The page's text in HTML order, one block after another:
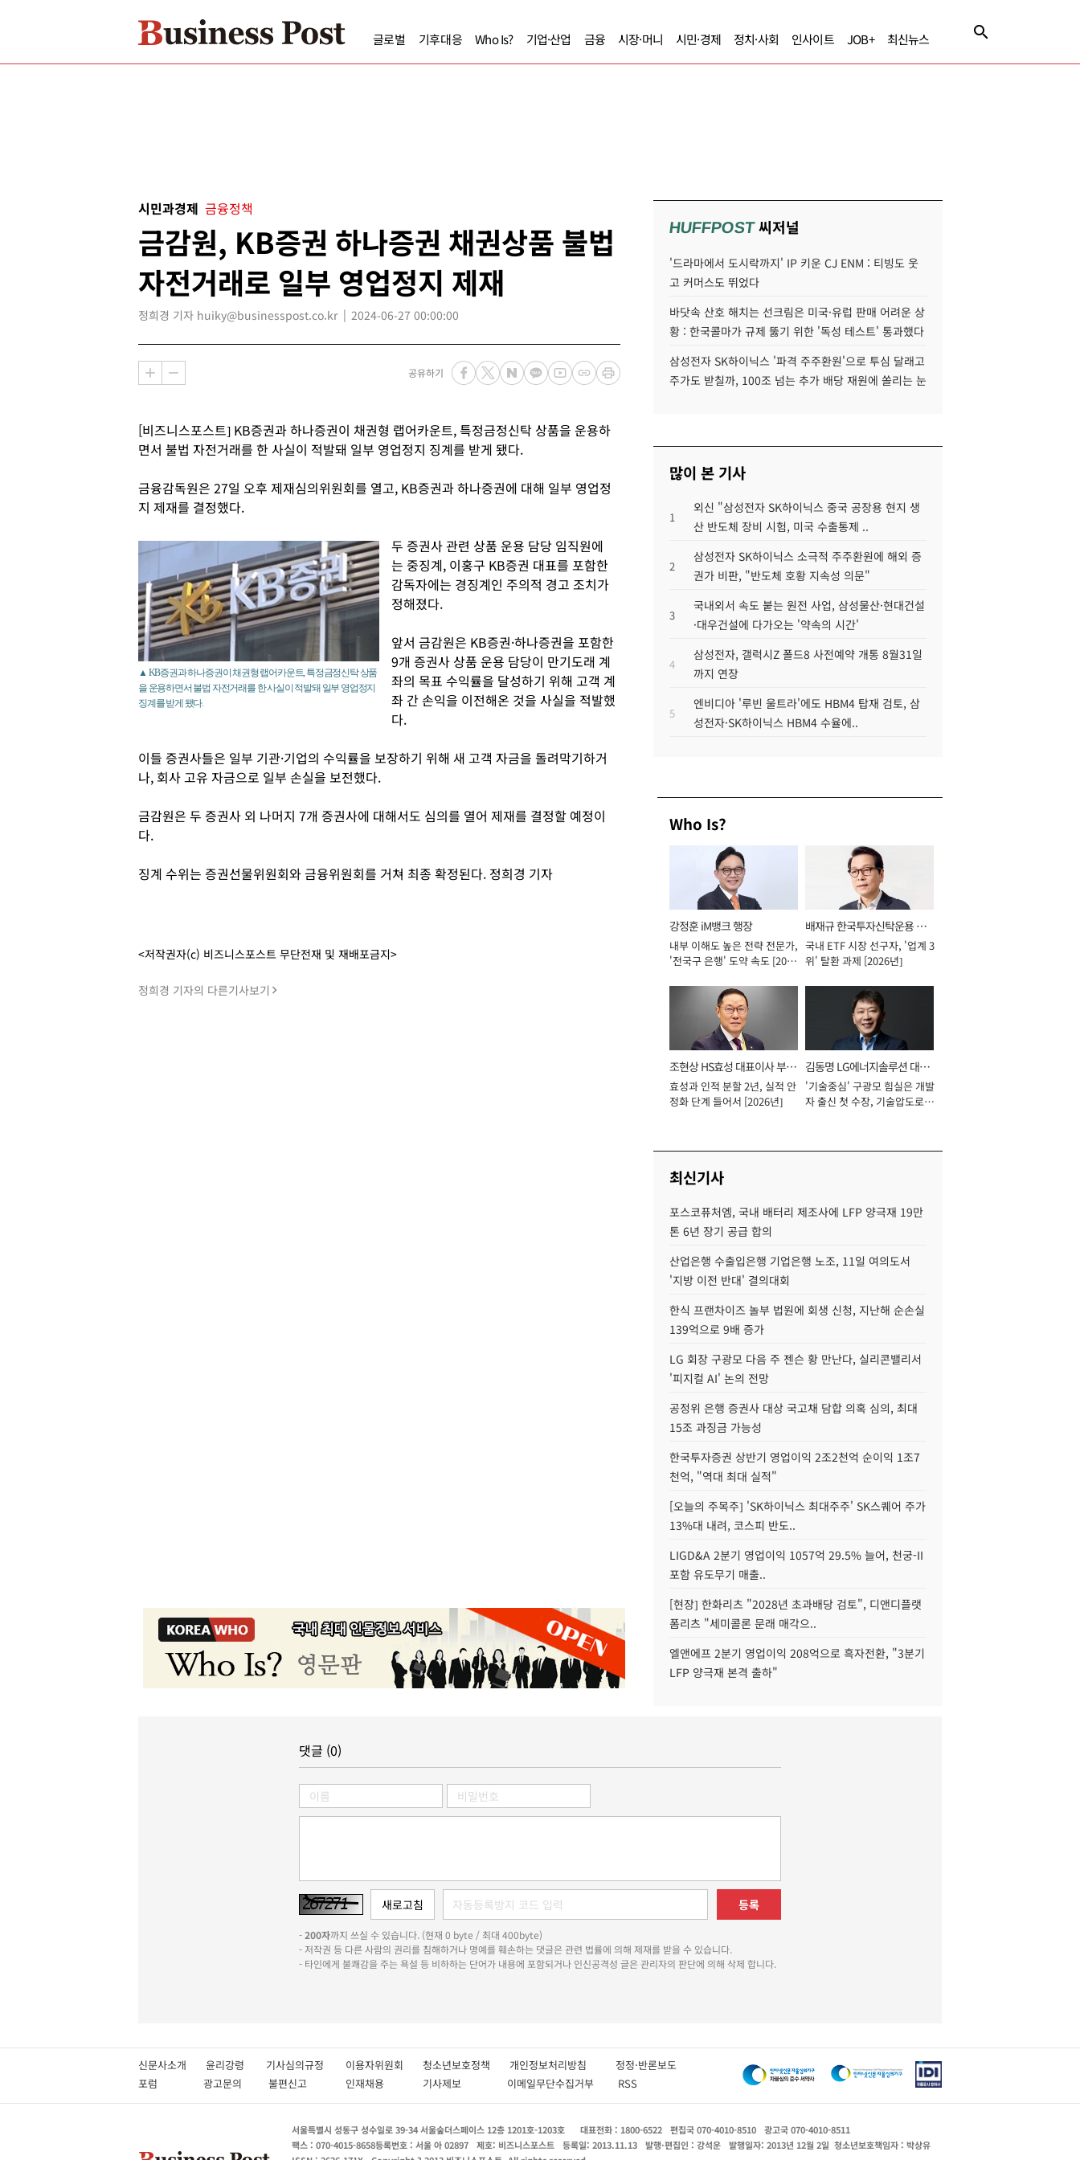
글로벌 기후대응 Who Is? 기업·산업 금융 시장·머니 시민·경제 정치·사회 인사이트 JOB+ 최신뉴스
시민과경제 금융정책
금감원, KB증권 하나증권 채권상품 불법
자전거래로 일부 영업정지 제재
정희경 기자 huiky@businesspost.co.kr 2024-06-27 00:00:00
공유하기
[비즈니스포스트] KB증권과 하나증권이 채권형 랩어카운트, 특정금정신탁 상품을 운용하
면서 불법 자전거래를 한 사실이 적발돼 일부 영업정지 징계를 받게 됐다.
금융감독원은 27일 오후 제재심의위원회를 열고, KB증권과 하나증권에 대해 일부 영업정
지 제재를 결정했다.
▲ KB증권과 하나증권이 채권형 랩어카운트, 특정금정신탁 상품
을 운용하면서 불법 자전거래를 한 사실이 적발돼 일부 영업정지
징계를 받게 됐다.
두 증권사 관련 상품 운용 담당 임직원에
는 중징계, 이홍구 KB증권 대표를 포함한
감독자에는 경징계인 주의적 경고 조치가
정해졌다.
앞서 금감원은 KB증권·하나증권을 포함한
9개 증권사 상품 운용 담당이 만기도래 계
좌의 목표 수익률을 달성하기 위해 고객 계
좌 간 손익을 이전해온 것을 사실을 적발했
다.
이들 증권사들은 일부 기관·기업의 수익률을 보장하기 위해 새 고객 자금을 돌려막기하거
나, 회사 고유 자금으로 일부 손실을 보전했다.
금감원은 두 증권사 외 나머지 7개 증권사에 대해서도 심의를 열어 제재를 결정할 예정이
다.
징계 수위는 증권선물위원회와 금융위원회를 거쳐 최종 확정된다. 정희경 기자
<저작권자(c) 비즈니스포스트 무단전재 및 재배포금지>
정희경 기자의 다른기사보기
HUFFPOST씨저널
'드라마에서 도시락까지' IP 키운 CJ ENM : 티빙도 웃
고 커머스도 뛰었다
바닷속 산호 해치는 선크림은 미국·유럽 판매 어려운 상
황 : 한국콜마가 규제 뚫기 위한 '독성 테스트' 통과했다
삼성전자 SK하이닉스 '파격 주주환원'으로 투심 달래고
주가도 받칠까, 100조 넘는 추가 배당 재원에 쏠리는 눈
많이 본 기사
1
외신 "삼성전자 SK하이닉스 중국 공장용 현지 생
산 반도체 장비 시험, 미국 수출통제 ..
2
삼성전자 SK하이닉스 소극적 주주환원에 해외 증
권가 비판, "반도체 호황 지속성 의문"
3
국내외서 속도 붙는 원전 사업, 삼성물산·현대건설
·대우건설에 다가오는 '약속의 시간'
4
삼성전자, 갤럭시Z 폴드8 사전예약 개통 8월31일
까지 연장
5
엔비디아 '루빈 울트라'에도 HBM4 탑재 검토, 삼
성전자·SK하이닉스 HBM4 수율에..
Who Is?
강정훈 iM뱅크 행장
내부 이해도 높은 전략 전문가,
'전국구 은행' 도약 속도 [2026
배재규 한국투자신탁운용 대
표이사 사장
국내 ETF 시장 선구자, '업계 3
위' 탈환 과제 [2026년]
조현상 HS효성 대표이사 부회
장
효성과 인적 분할 2년, 실적 안
정화 단계 들어서 [2026년]
김동명 LG에너지솔루션 대표
이사 사장
'기술중심' 구광모 힘실은 개발
자 출신 첫 수장, 기술압도로
최신기사
포스코퓨처엠, 국내 배터리 제조사에 LFP 양극재 19만
톤 6년 장기 공급 합의
산업은행 수출입은행 기업은행 노조, 11일 여의도서
'지방 이전 반대' 결의대회
한식 프랜차이즈 놀부 법원에 회생 신청, 지난해 순손실
139억으로 9배 증가
LG 회장 구광모 다음 주 젠슨 황 만난다, 실리콘밸리서
'피지컬 AI' 논의 전망
공정위 은행 증권사 대상 국고채 담합 의혹 심의, 최대
15조 과징금 가능성
한국투자증권 상반기 영업이익 2조2천억 순이익 1조7
천억, "역대 최대 실적"
[오늘의 주목주] 'SK하이닉스 최대주주' SK스퀘어 주가
13%대 내려, 코스피 반도..
LIGD&A 2분기 영업이익 1057억 29.5% 늘어, 천궁-II
포함 유도무기 매출..
[현장] 한화리츠 "2028년 초과배당 검토", 디앤디플랫
폼리츠 "세미콜론 문래 매각으..
엘앤에프 2분기 영업이익 208억으로 흑자전환, "3분기
LFP 양극재 본격 출하"
댓글 (0)
등록
-200자까지 쓰실 수 있습니다. (현재 0 byte / 최대 400byte)
- 저작권 등 다른 사람의 권리를 침해하거나 명예를 훼손하는 댓글은 관련 법률에 의해 제재를 받을 수 있습니다.
- 타인에게 불쾌감을 주는 욕설 등 비하하는 단어가 내용에 포함되거나 인신공격성 글은 관리자의 판단에 의해 삭제 합니다.
신문사소개 윤리강령 기사심의규정 이용자위원회 청소년보호정책 개인정보처리방침 정정·반론보도
포럼
광고문의 불편신고 인재채용 기사제보 이메일무단수집거부 RSS
서울특별시 성동구 성수일로 39-34 서울숲더스페이스 12층 1201호-1203호 대표전화 : 1800-6522 편집국 070-4010-8510
광고국 070-4010-8511
팩스 : 070-4015-8658등록번호 : 서울 아 02897 제호: 비즈니스포스트 등록일: 2013.11.13 발행·편집인 : 강석운 발행일자: 2013년 12월 2일 청소년보호책임자 : 박상유